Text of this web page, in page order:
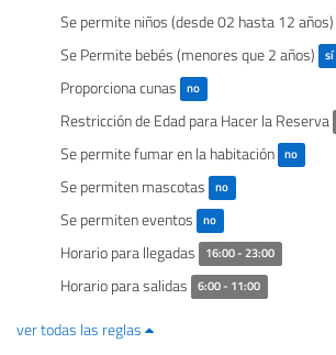
Se permite niños (desde 02 hasta 12 años)
Se Permite bebés (menores que 2 años) sí
Proporciona cunas no
Restricción de Edad para Hacer la Reserva
Se permite fumar en la habitación no
Se permiten mascotas no
Se permiten eventos no
Horario para llegadas 16:00 - 23:00
Horario para salidas 6:00 - 11:00
ver todas las reglas